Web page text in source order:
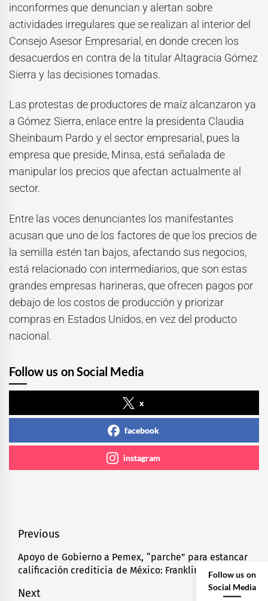
inconformes que denuncian y alertan sobre
actividades irregulares que se realizan al interior del
Consejo Asesor Empresarial, en donde crecen los
desacuerdos en contra de la titular Altagracia Gómez
Sierra y las decisiones tomadas.
Las protestas de productores de maíz alcanzaron ya
a Gómez Sierra, enlace entre la presidenta Claudia
Sheinbaum Pardo y el sector empresarial, pues la
empresa que preside, Minsa, está señalada de
manipular los precios que afectan actualmente al
sector.
Entre las voces denunciantes los manifestantes
acusan que uno de los factores de que los precios de
la semilla estén tan bajos, afectando sus negocios,
está relacionado con intermediarios, que son estas
grandes empresas harineras, que ofrecen pagos por
debajo de los costos de producción y priorizar
compras en Estados Unidos, en vez del producto
nacional.
Follow us on Social Media
x
facebook
instagram
Navegación
de
entradas
Previous
Previous
post:
Apoyo de Gobierno a Pemex, “parche” para estancar
calificación crediticia de México: Franklin Templeton
Next
Follow us on
Social Media